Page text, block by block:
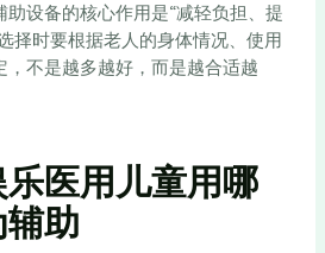
设备的核心作用是“减轻负担、提
择时要根据老人的身体情况、使用
，不是越多越好，而是越合适越
医用儿童用哪
助